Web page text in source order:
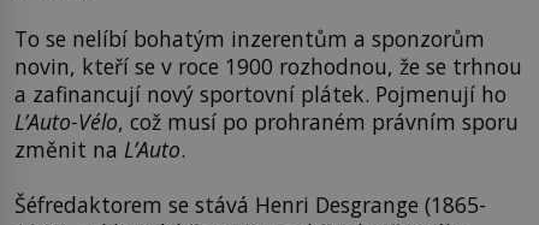
To se nelíbí bohatým inzerentům a sponzorům
novin, kteří se v roce 1900 rozhodnou, že se trhnou
a zafinancují nový sportovní plátek. Pojmenují ho
L’Auto-Vélo, což musí po prohraném právním sporu
změnit na L’Auto.
Šéfredaktorem se stává Henri Desgrange (1865-